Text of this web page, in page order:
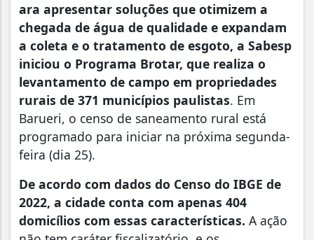
ara apresentar soluções que otimizem a
chegada de água de qualidade e expandam
a coleta e o tratamento de esgoto, a Sabesp
iniciou o Programa Brotar, que realiza o
levantamento de campo em propriedades
rurais de 371 municípios paulistas. Em
Barueri, o censo de saneamento rural está
programado para iniciar na próxima segunda-
feira (dia 25).
De acordo com dados do Censo do IBGE de
2022, a cidade conta com apenas 404
domicílios com essas características. A ação